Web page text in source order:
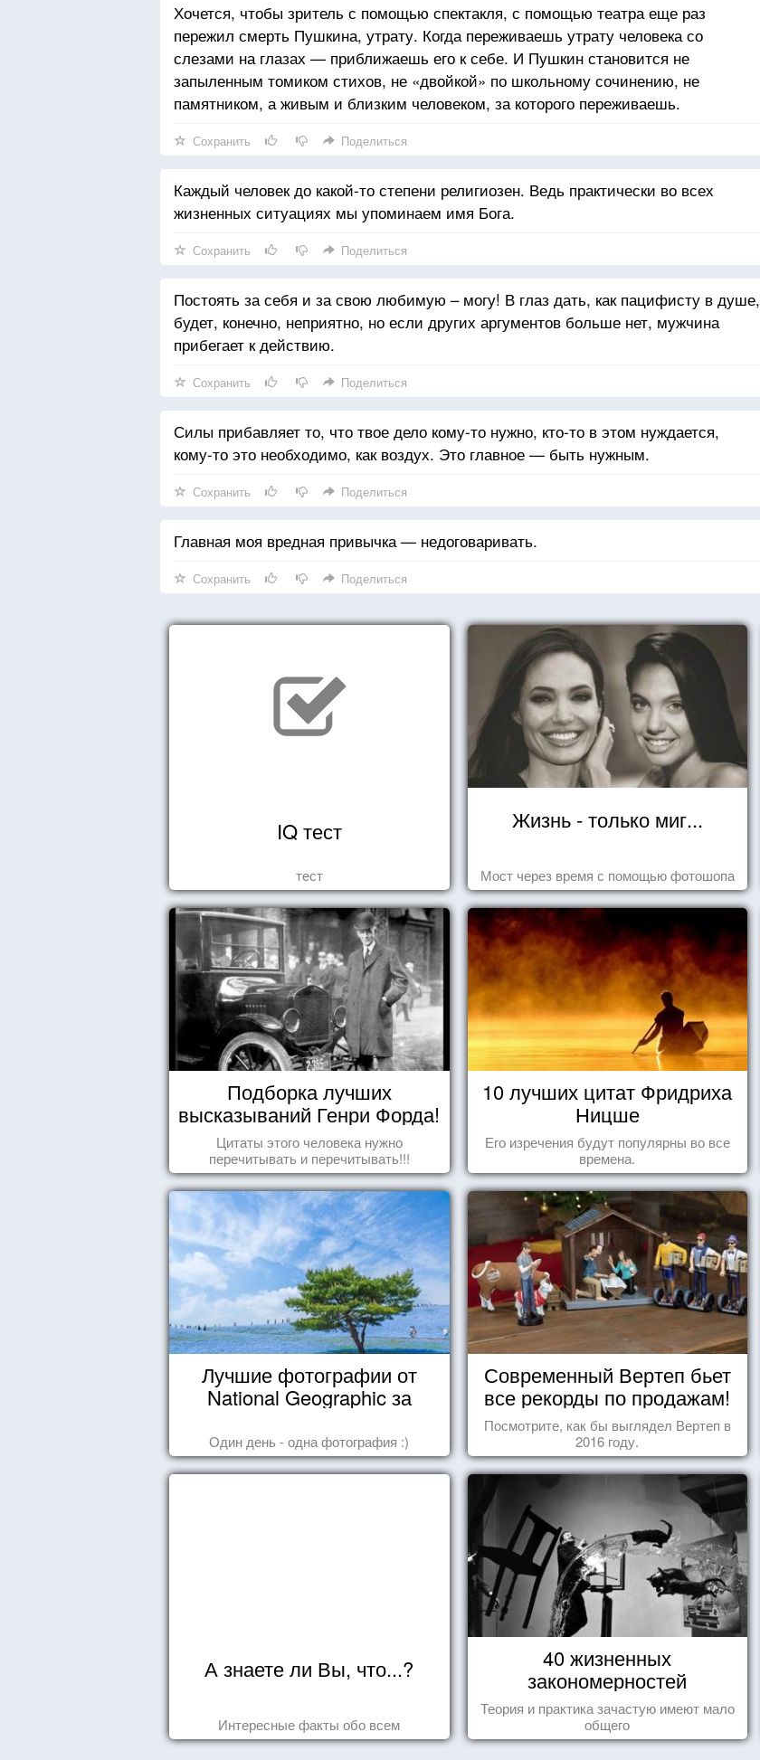
Хочется, чтобы зритель с помощью спектакля, с помощью театра еще раз
пережил смерть Пушкина, утрату. Когда переживаешь утрату человека со
слезами на глазах — приближаешь его к себе. И Пушкин становится не
запыленным томиком стихов, не «двойкой» по школьному сочинению, не
памятником, а живым и близким человеком, за которого переживаешь.
Сохранить Поделиться
Каждый человек до какой-то степени религиозен. Ведь практически во всех
жизненных ситуациях мы упоминаем имя Бога.
Сохранить Поделиться
Постоять за себя и за свою любимую – могу! В глаз дать, как пацифисту в душе,
будет, конечно, неприятно, но если других аргументов больше нет, мужчина
прибегает к действию.
Сохранить Поделиться
Силы прибавляет то, что твое дело кому-то нужно, кто-то в этом нуждается,
кому-то это необходимо, как воздух. Это главное — быть нужным.
Сохранить Поделиться
Главная моя вредная привычка — недоговаривать.
Сохранить Поделиться
IQ тест
тест
Жизнь - только миг...
Мост через время с помощью фотошопа
Подборка лучших
высказываний Генри Форда!
Цитаты этого человека нужно
перечитывать и перечитывать!!!
10 лучших цитат Фридриха
Ницше
Его изречения будут популярны во все
времена.
Лучшие фотографии от
National Geographic за
Один день - одна фотография :)
Современный Вертеп бьет
все рекорды по продажам!
Посмотрите, как бы выглядел Вертеп в
2016 году.
А знаете ли Вы, что...?
Интересные факты обо всем
40 жизненных
закономерностей
Теория и практика зачастую имеют мало
общего